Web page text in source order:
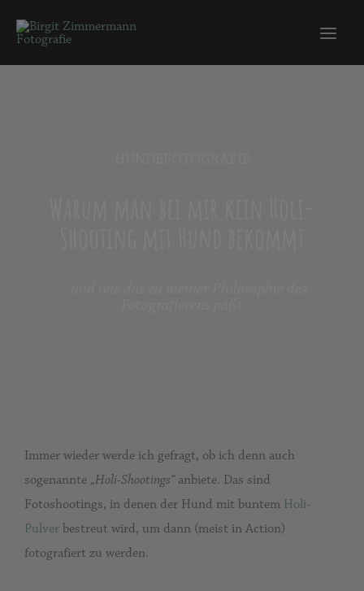
Immer wieder werde ich gefragt, ob ich denn auch
sogenannte „Holi-Shootings“anbiete. Das sind
Fotoshootings, in denen der Hund mit buntem Holi-
Pulver bestreut wird, um dann (meist in Action)
fotografiert zu werden.